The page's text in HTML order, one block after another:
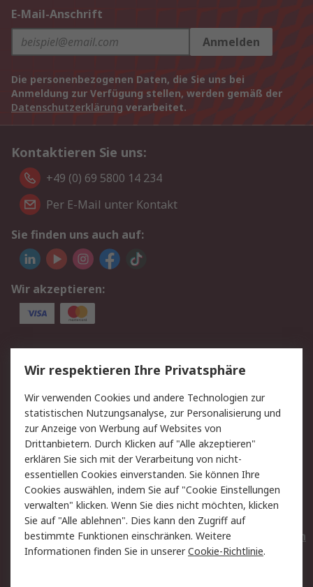
E-Mail-Anschrift
Anmelden
Die personenbezogenen Daten, die Sie uns bei
Anmeldung zur Verfügung stellen, werden gemäß der
Datenschutzerklärung verarbeitet.
Kontaktieren Sie uns:
+49 (0) 69 5800 14 234
Per E-Mail unter Kontakt
Sie finden uns auch auf:
Wir akzeptieren:
Service
Value Added Services
Lieferlösungen
Rücksendungen
Kontakt
Hilfe
Privatkunden
Rechtliches
AGB
Datenschutz
Cookie-Richtlinie
Zahlungsbedingungen
Copyright/Impressum
Entsorgung
Elektrogeräte/Batterien
Wir respektieren Ihre Privatsphäre
Wir verwenden Cookies und andere Technologien zur
statistischen Nutzungsanalyse, zur Personalisierung und
zur Anzeige von Werbung auf Websites von
Drittanbietern. Durch Klicken auf "Alle akzeptieren"
erklären Sie sich mit der Verarbeitung von nicht-
essentiellen Cookies einverstanden. Sie können Ihre
Cookies auswählen, indem Sie auf "Cookie Einstellungen
verwalten" klicken. Wenn Sie dies nicht möchten, klicken
Sie auf "Alle ablehnen". Dies kann den Zugriff auf
bestimmte Funktionen einschränken. Weitere
Informationen finden Sie in unsererCookie-Richtlinie.